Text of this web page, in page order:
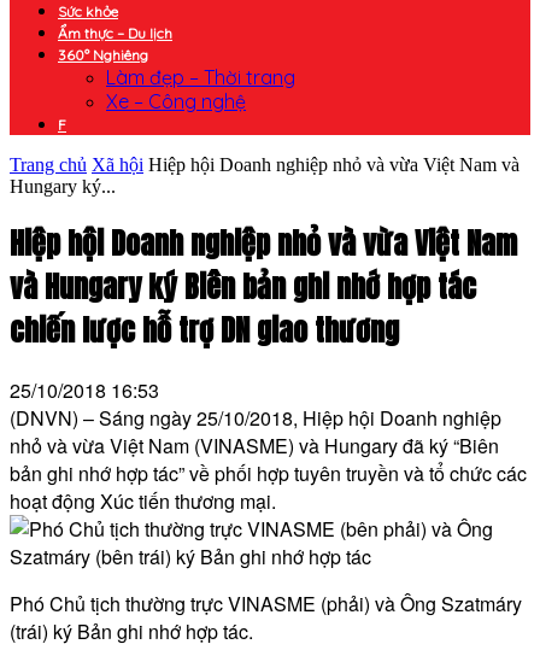
Sức khỏe
Ẩm thực – Du lịch
360° Nghiêng
Làm đẹp – Thời trang
Xe – Công nghệ
F
Trang chủ Xã hội Hiệp hội Doanh nghiệp nhỏ và vừa Việt Nam và
Hungary ký...
Hiệp hội Doanh nghiệp nhỏ và vừa Việt Nam
và Hungary ký Biên bản ghi nhớ hợp tác
chiến lược hỗ trợ DN giao thương
25/10/2018 16:53
(DNVN) – Sáng ngày 25/10/2018, Hiệp hội Doanh nghiệp
nhỏ và vừa Việt Nam (VINASME) và Hungary đã ký “Biên
bản ghi nhớ hợp tác” về phối hợp tuyên truyền và tổ chức các
hoạt động Xúc tiến thương mại.
Phó Chủ tịch thường trực VINASME (phải) và Ông Szatmáry
(trái) ký Bản ghi nhớ hợp tác.